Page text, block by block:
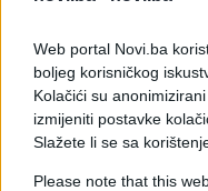
Web portal Novi.ba
boljeg korisničkog
Kolačići su
izmijeniti postavke
Slažete li se sa
Please note that this
Pjanić objavio
trans sve navijače
Saznaj više